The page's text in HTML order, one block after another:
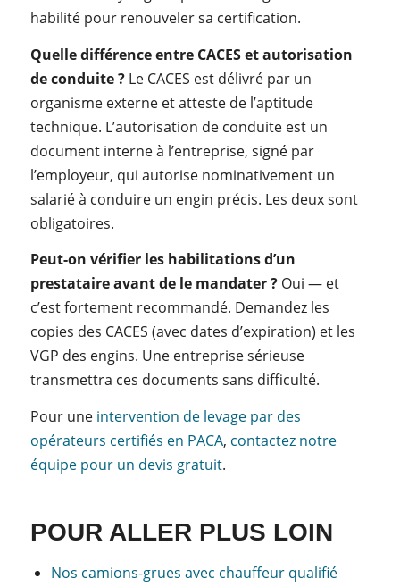
habilité pour renouveler sa certification.
Quelle différence entre CACES et autorisation
de conduite ?Le CACES est délivré par un
organisme externe et atteste de l’aptitude
technique. L’autorisation de conduite est un
document interne à l’entreprise, signé par
l’employeur, qui autorise nominativement un
salarié à conduire un engin précis. Les deux sont
obligatoires.
Peut-on vérifier les habilitations d’un
prestataire avant de le mandater ?Oui — et
c’est fortement recommandé. Demandez les
copies des CACES (avec dates d’expiration) et les
VGP des engins. Une entreprise sérieuse
transmettra ces documents sans difficulté.
Pour une intervention de levage par des
opérateurs certifiés en PACA, contactez notre
équipe pour un devis gratuit.
POUR ALLER PLUS LOIN
Nos camions-grues avec chauffeur qualifié